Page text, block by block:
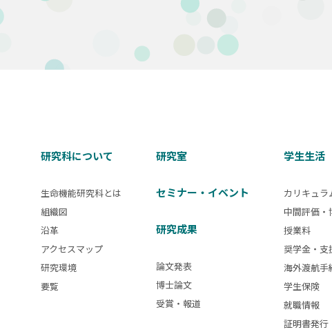
研究科について
生命機能研究科とは
組織図
沿革
アクセスマップ
研究環境
要覧
研究室
セミナー・イベント
研究成果
論文発表
博士論文
受賞・報道
学生生活
カリキュラ
中間評価・
授業料
奨学金・支
海外渡航手
学生保険
就職情報
証明書発行